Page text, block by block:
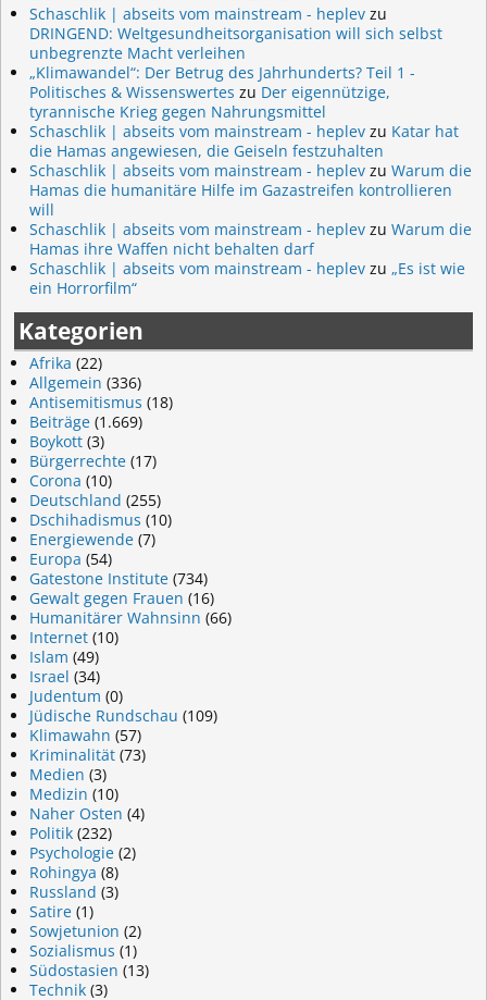
Schaschlik | abseits vom mainstream - heplev zu
DRINGEND: Weltgesundheitsorganisation will sich selbst
unbegrenzte Macht verleihen
„Klimawandel“: Der Betrug des Jahrhunderts? Teil 1 -
Politisches & Wissenswertes zu Der eigennützige,
tyrannische Krieg gegen Nahrungsmittel
Schaschlik | abseits vom mainstream - heplev zu Katar hat
die Hamas angewiesen, die Geiseln festzuhalten
Schaschlik | abseits vom mainstream - heplev zu Warum die
Hamas die humanitäre Hilfe im Gazastreifen kontrollieren
will
Schaschlik | abseits vom mainstream - heplev zu Warum die
Hamas ihre Waffen nicht behalten darf
Schaschlik | abseits vom mainstream - heplev zu „Es ist wie
ein Horrorfilm“
Kategorien
Afrika (22)
Allgemein (336)
Antisemitismus (18)
Beiträge (1.669)
Boykott (3)
Bürgerrechte (17)
Corona (10)
Deutschland (255)
Dschihadismus (10)
Energiewende (7)
Europa (54)
Gatestone Institute (734)
Gewalt gegen Frauen (16)
Humanitärer Wahnsinn (66)
Internet (10)
Islam (49)
Israel (34)
Judentum (0)
Jüdische Rundschau (109)
Klimawahn (57)
Kriminalität (73)
Medien (3)
Medizin (10)
Naher Osten (4)
Politik (232)
Psychologie (2)
Rohingya (8)
Russland (3)
Satire (1)
Sowjetunion (2)
Sozialismus (1)
Südostasien (13)
Technik (3)